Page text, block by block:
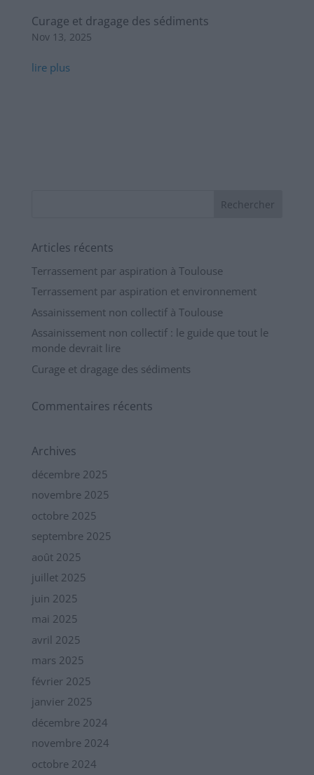
Curage et dragage des sédiments
Nov 13, 2025
lire plus
Articles récents
Terrassement par aspiration à Toulouse
Terrassement par aspiration et environnement
Assainissement non collectif à Toulouse
Assainissement non collectif : le guide que tout le
monde devrait lire
Curage et dragage des sédiments
Commentaires récents
Archives
décembre 2025
novembre 2025
octobre 2025
septembre 2025
août 2025
juillet 2025
juin 2025
mai 2025
avril 2025
mars 2025
février 2025
janvier 2025
décembre 2024
novembre 2024
octobre 2024